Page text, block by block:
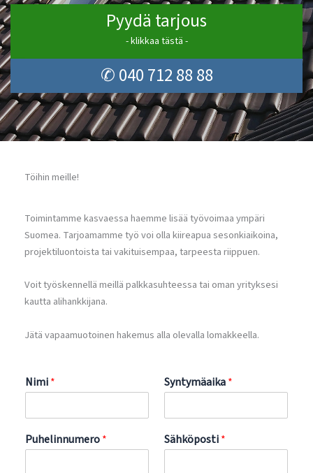
Pyydä tarjous
- klikkaa tästä -
✆ 040 712 88 88
Töihin meille!
Toimintamme kasvaessa haemme lisää työvoimaa ympäri
Suomea. Tarjoamamme työ voi olla kiireapua sesonkiaikoina,
projektiluontoista tai vakituisempaa, tarpeesta riippuen.
Voit työskennellä meillä palkkasuhteessa tai oman yrityksesi
kautta alihankkijana.
Jätä vapaamuotoinen hakemus alla olevalla lomakkeella.
Nimi* Syntymäaika*
Puhelinnumero* Sähköposti*